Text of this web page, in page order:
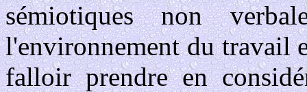
sémiotiques non
l'environnement du travail
falloir prendre en